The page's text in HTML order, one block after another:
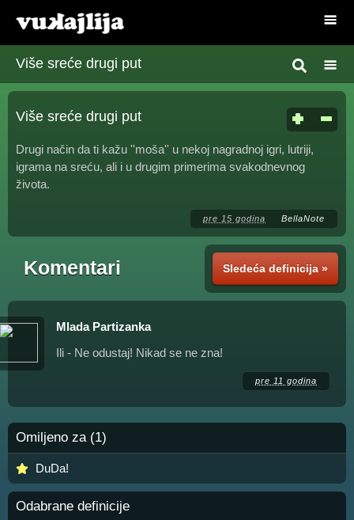
Više sreće drugi put
Više sreće drugi put
Drugi način da ti kažu ''moša'' u nekoj nagradnoj igri, lutriji,
igrama na sreću, ali i u drugim primerima svakodnevnog
života.
pre 15 godina BellaNote
Sledeća definicija »
Komentari
Mlada Partizanka
Ili - Ne odustaj! Nikad se ne zna!
pre 11 godina
Omiljeno za (1)
DuDa!
Odabrane definicije